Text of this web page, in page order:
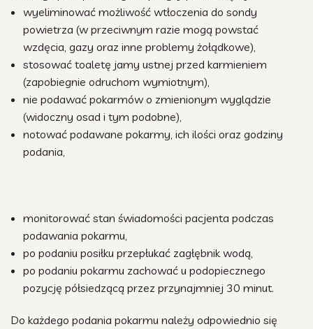
wyeliminować możliwość wtłoczenia do sondy
powietrza (w przeciwnym razie mogą powstać
wzdęcia, gazy oraz inne problemy żołądkowe),
stosować toaletę jamy ustnej przed karmieniem
(zapobiegnie odruchom wymiotnym),
nie podawać pokarmów o zmienionym wyglądzie
(widoczny osad i tym podobne),
notować podawane pokarmy, ich ilości oraz godziny
podania,
monitorować stan świadomości pacjenta podczas
podawania pokarmu,
po podaniu posiłku przepłukać zagłębnik wodą,
po podaniu pokarmu zachować u podopiecznego
pozycję półsiedzącą przez przynajmniej 30 minut.
Do każdego podania pokarmu należy odpowiednio się